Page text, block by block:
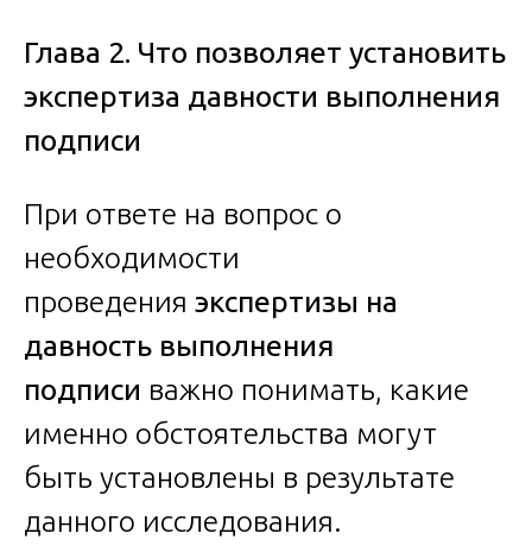
Глава 2. Что позволяет установить
экспертиза давности выполнения
подписи
При ответе на вопрос о
необходимости
проведения экспертизы на
давность выполнения
подписи важно понимать, какие
именно обстоятельства могут
быть установлены в результате
данного исследования.